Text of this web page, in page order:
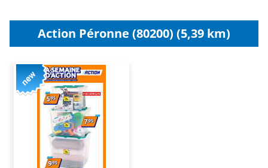
Action Péronne (80200) (5,39 km)